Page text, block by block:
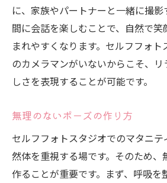
に、家族やパートナーと一緒に撮
間に会話を楽しむことで、自然で
まれやすくなります。セルフフォト
のカメラマンがいないからこそ、
しさを表現することが可能です。
無理のないポーズの作り方
セルフフォトスタジオでのマタニテ
然体を重視する場です。そのため、
作ることが重要です。まず、呼吸を